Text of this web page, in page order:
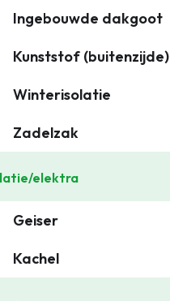
Ingebouwde dakgoot
Kunststof (buitenzijde)
Winterisolatie
Zadelzak
elektra
Geiser
Kachel